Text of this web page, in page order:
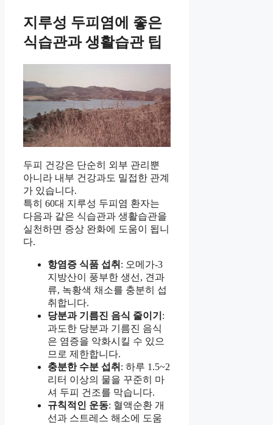
지루성 두피염에 좋은
식습관과 생활습관 팁
두피 건강은 단순히 외부 관리뿐
아니라 내부 건강과도 밀접한 관계
가 있습니다.
특히 60대 지루성 두피염 환자는
다음과 같은 식습관과 생활습관을
실천하면 증상 완화에 도움이 됩니
다.
항염증 식품 섭취 : 오메가-3
지방산이 풍부한 생선, 견과
류, 녹황색 채소를 충분히 섭
취합니다.
당분과 기름진 음식 줄이기 :
과도한 당분과 기름진 음식
은 염증을 악화시킬 수 있으
므로 제한합니다.
충분한 수분 섭취 : 하루 1.5~2
리터 이상의 물을 꾸준히 마
셔 두피 건조를 막습니다.
규칙적인 운동: 혈액순환 개
선과 스트레스 해소에 도움